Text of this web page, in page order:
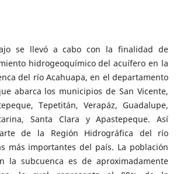
se llevó a cabo con la finalidad de
hidrogeoquímico del acuífero en la
del río Acahuapa, en el departamento
abarca los municipios de San Vicente,
Tepetitán, Verapáz, Guadalupe,
Santa Clara y Apastepeque. Así
de la Región Hidrográfica del río
más importantes del país. La población
la subcuenca es de aproximadamente